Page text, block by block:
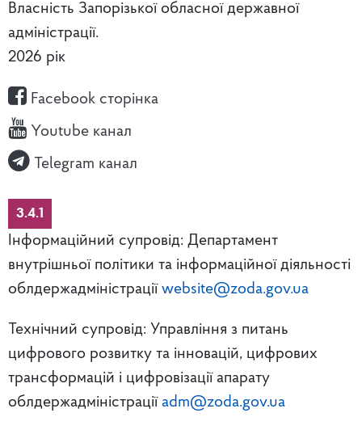
Власність Запорізької обласної державної
адміністрації.
2026 рік
Facebook сторінка
Youtube канал
Telegram канал
3.4.1
Інформаційний супровід: Департамент
внутрішньої політики та інформаційної діяльності
облдержадміністрації website@zoda.gov.ua
Технічний супровід: Управління з питань
цифрового розвитку та інновацій, цифрових
трансформацій і цифровізації апарату
облдержадміністрації adm@zoda.gov.ua